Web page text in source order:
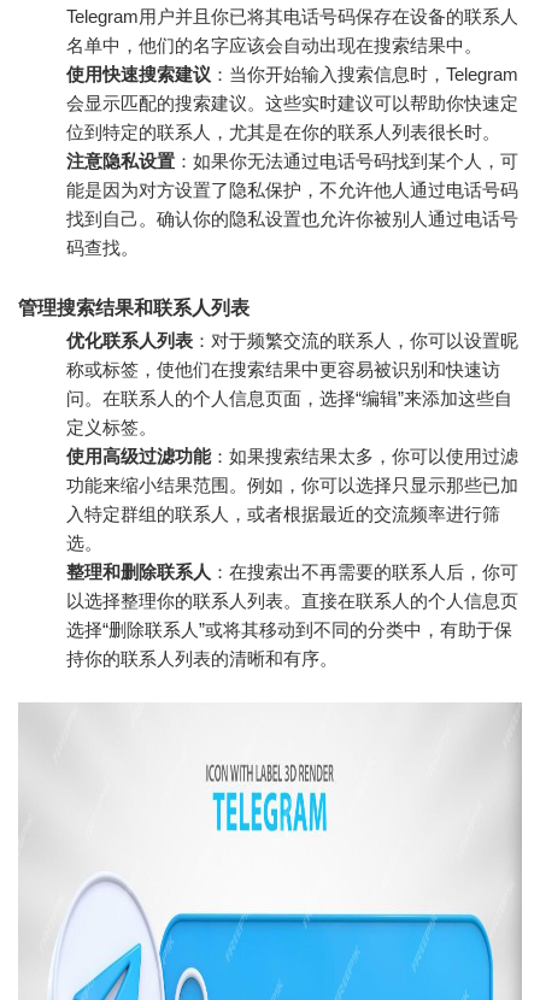
Telegram用户并且你已将其电话号码保存在设备的联系人
名单中，他们的名字应该会自动出现在搜索结果中。
使用快速搜索建议 ：当你开始输入搜索信息时，Telegram
会显示匹配的搜索建议。这些实时建议可以帮助你快速定
位到特定的联系人，尤其是在你的联系人列表很长时。
注意隐私设置 ：如果你无法通过电话号码找到某个人，可
能是因为对方设置了隐私保护，不允许他人通过电话号码
找到自己。确认你的隐私设置也允许你被别人通过电话号
码查找。
管理搜索结果和联系人列表
优化联系人列表 ：对于频繁交流的联系人，你可以设置昵
称或标签，使他们在搜索结果中更容易被识别和快速访
问。在联系人的个人信息页面，选择“编辑”来添加这些自
定义标签。
使用高级过滤功能：如果搜索结果太多，你可以使用过滤
功能来缩小结果范围。例如，你可以选择只显示那些已加
入特定群组的联系人，或者根据最近的交流频率进行筛
选。
整理和删除联系人 ：在搜索出不再需要的联系人后，你可
以选择整理你的联系人列表。直接在联系人的个人信息页
选择“删除联系人”或将其移动到不同的分类中，有助于保
持你的联系人列表的清晰和有序。